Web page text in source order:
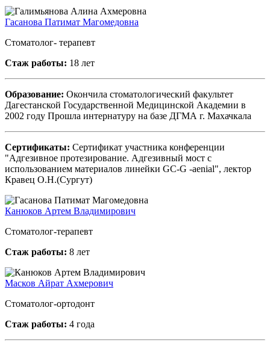
Гасанова Патимат Магомедовна
Стоматолог- терапевт
Стаж работы: 18 лет
Образование: Окончила стоматологический факультет
Дагестанской Государственной Медицинской Академии в
2002 году Прошла интернатуру на базе ДГМА г. Махачкала
Сертификаты: Сертификат участника конференции
"Адгезивное протезирование. Адгезивный мост с
использованием материалов линейки GC-G -aenial", лектор
Кравец О.Н.(Сургут)
Канюков Артем Владимирович
Стоматолог-терапевт
Стаж работы: 8 лет
Масков Айрат Ахмерович
Стоматолог-ортодонт
Стаж работы: 4 года